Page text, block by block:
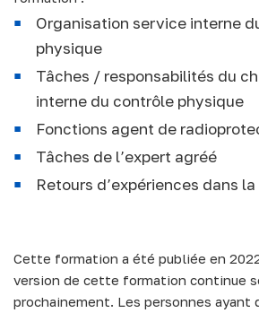
Organisation service interne
physique
Tâches / responsabilités du
interne du contrôle physique
Fonctions agent de
Tâches de l’expert agréé
Retours d’expériences dans
Cette formation a été publiée en
version de cette formation continue
prochainement. Les personnes ayant